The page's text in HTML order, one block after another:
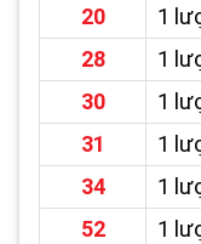
20
1
28
1
30
1
31
1
34
1
52
1